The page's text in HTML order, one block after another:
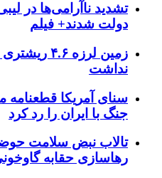
تشدید ناآرامی‌ها در
دولت شدند+ فیلم
زمین لرزه
نداشت
سنای آمریکا قطعنامه
جنگ با ایران را رد کرد
تالاب نبض سلامت
رهاسازی حقابه